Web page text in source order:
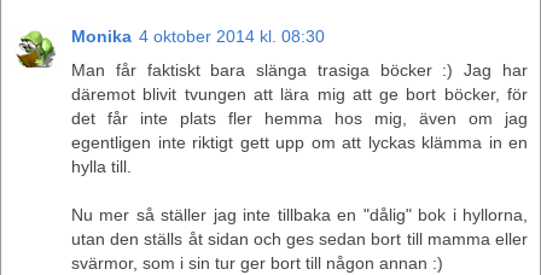
Monika 4 oktober 2014 kl. 08:30
Man får faktiskt bara slänga trasiga böcker :) Jag har
däremot blivit tvungen att lära mig att ge bort böcker, för
det får inte plats fler hemma hos mig, även om jag
egentligen inte riktigt gett upp om att lyckas klämma in en
hylla till.
Nu mer så ställer jag inte tillbaka en "dålig" bok i hyllorna,
utan den ställs åt sidan och ges sedan bort till mamma eller
svärmor, som i sin tur ger bort till någon annan :)